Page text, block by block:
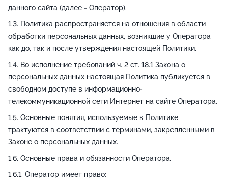
данного сайта (далее - Оператор).
Политика распространяется на отношения в области
обработки персональных данных, возникшие у Оператора
как до, так и после утверждения настоящей Политики.
Во исполнение требований ч. 2 ст. 18.1 Закона о
персональных данных настоящая Политика публикуется в
свободном доступе в информационно-
телекоммуникационной сети Интернет на сайте Оператора.
Основные понятия, используемые в Политике
трактуются в соответствии с терминами, закрепленными в
Законе о персональных данных.
Основные права и обязанности Оператора.
Оператор имеет право: